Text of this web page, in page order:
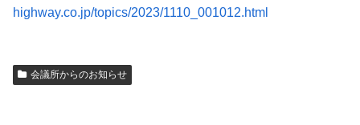
highway.co.jp/topics/2023/1110_001012.html
会議所からのお知らせ